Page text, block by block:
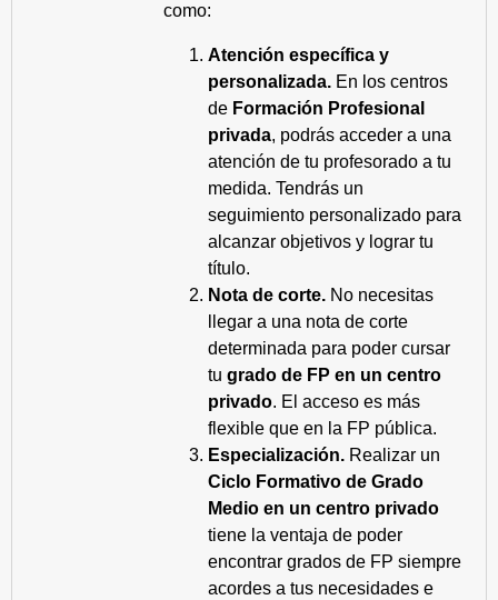
como:
Atención específica y
personalizada. En los centros
de Formación Profesional
privada, podrás acceder a una
atención de tu profesorado a tu
medida. Tendrás un
seguimiento personalizado para
alcanzar objetivos y lograr tu
título.
Nota de corte. No necesitas
llegar a una nota de corte
determinada para poder cursar
tu grado de FP en un centro
privado. El acceso es más
flexible que en la FP pública.
Especialización. Realizar un
Ciclo Formativo de Grado
Medio en un centro privado
tiene la ventaja de poder
encontrar grados de FP siempre
acordes a tus necesidades e